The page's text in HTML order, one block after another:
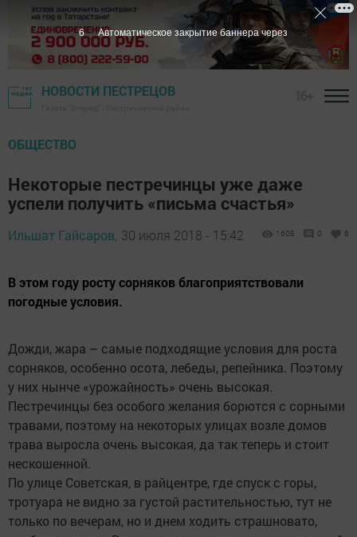
НОВОСТИ ПЕСТРЕЦОВ
ОБЩЕСТВО
Некоторые пестречинцы уже даже
успели получить «письма счастья»
Ильшат Гайсаров, 30 июля 2018 - 15:42 1608 0 6
В этом году росту сорняков благоприятствовали
погодные условия.
Дожди, жара – самые подходящие условия для роста
сорняков, особенно осота, лебеды, репейника. Поэтому
у них нынче «урожайность» очень высокая.
Пестречинцы без особого желания борются с сорными
травами, поэтому на некоторых улицах возле домов
трава выросла очень высокая, да так теперь и стоит
нескошенной.
По улице Советская, в райцентре, где спуск с горы,
тротуара не видно за густой растительностью, тут не
только по вечерам, но и днем ходить страшновато,
5 Автоматическое закрытие баннера через